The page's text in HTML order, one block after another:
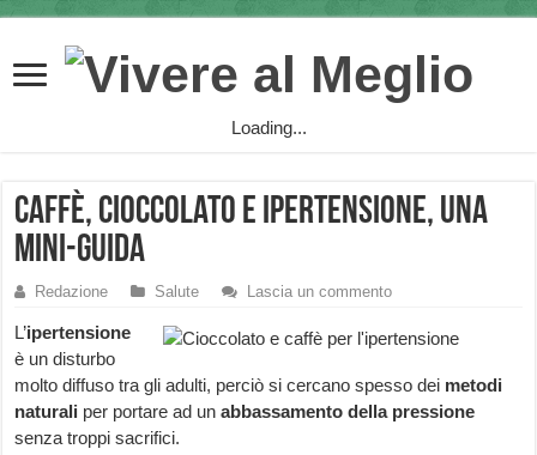
Loading...
Caffè, cioccolato e ipertensione, una
mini-guida
Redazione Salute Lascia un commento
L’ipertensione
è un disturbo
molto diffuso tra gli adulti, perciò si cercano spesso dei metodi
naturali per portare ad unabbassamento della pressione
senza troppi sacrifici.